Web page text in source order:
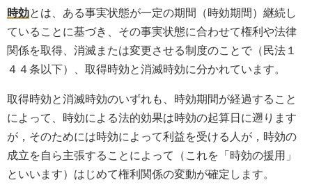
時効とは、ある事実状態が一定の期間（時効期間）継続し
ていることに基づき、その事実状態に合わせて権利や法律
関係を取得、消滅または変更させる制度のことで（民法１
４４条以下）、取得時効と消滅時効に分かれています。
取得時効と消滅時効のいずれも、時効期間が経過すること
によって、時効による法的効果は時効の起算日に遡ります
が，そのためには時効によって利益を受ける人が，時効の
成立を自ら主張することによって（これを「時効の援用」
といいます）はじめて権利関係の変動が確定します。